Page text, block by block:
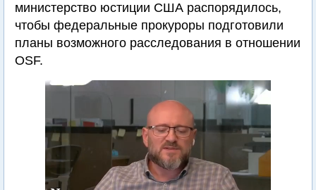
министерство юстиции США распорядилось,
чтобы федеральные прокуроры подготовили
планы возможного расследования в отношении
OSF.